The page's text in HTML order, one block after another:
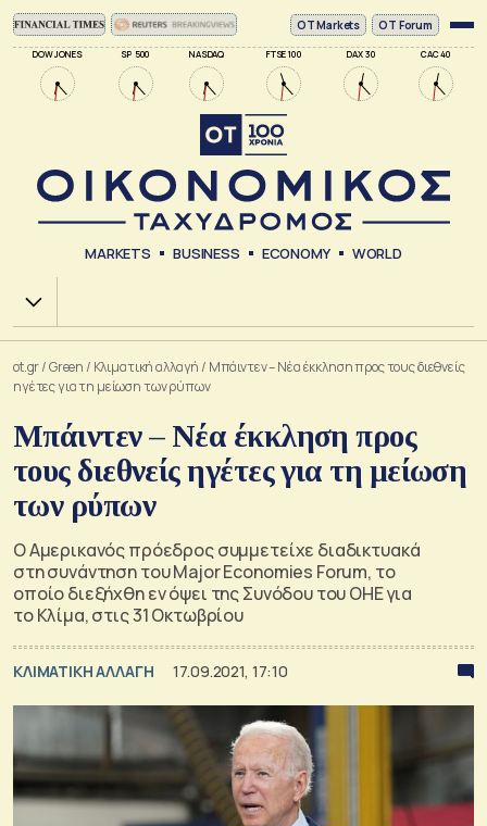
DOW JONES SP 500 NASDAQ FTSE 100 DAX 30 CAC 40
ΟΤ Markets OT Forum
MARKETS BUSINESS ECONOMY WORLD
Χ.Α.
ot.gr/Green / Κλιματική αλλαγή / Μπάιντεν – Νέα έκκληση προς τους διεθνείς
ηγέτες για τη μείωση των ρύπων
Μπάιντεν – Νέα έκκληση προς
τους διεθνείς ηγέτες για τη μείωση
των ρύπων
Ο Αμερικανός πρόεδρος συμμετείχε διαδικτυακά
στη συνάντηση του Major Economies Forum, το
οποίο διεξήχθη εν όψει της Συνόδου του ΟΗΕ για
το Κλίμα, στις 31 Οκτωβρίου
ΚΛΙΜΑΤΙΚΗ ΑΛΛΑΓΗ 17.09.2021, 17:10